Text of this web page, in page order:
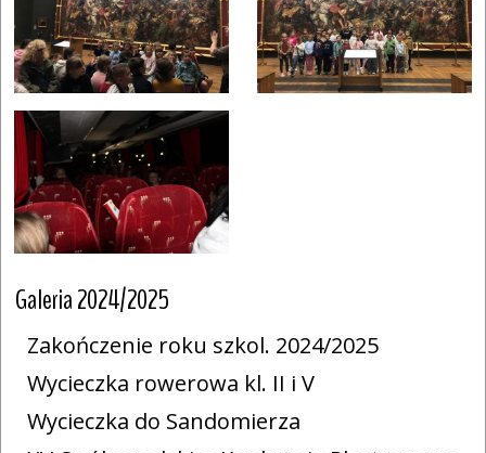
Galeria 2024/2025
Zakończenie roku szkol. 2024/2025
Wycieczka rowerowa kl. II i V
Wycieczka do Sandomierza